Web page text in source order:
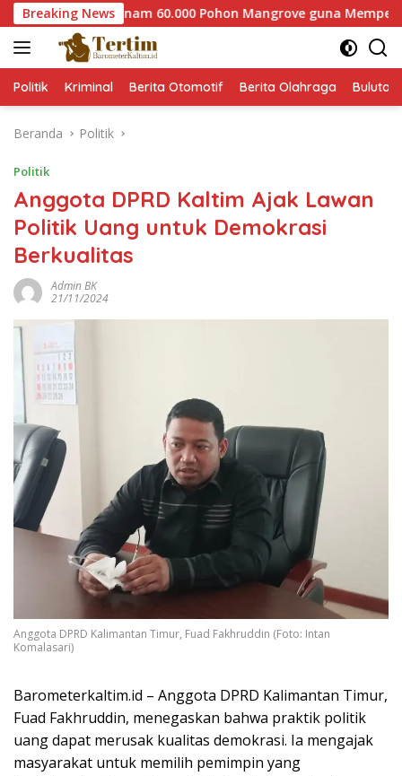
Langsung
ke
konten
Breaking News
Paser Tanam 60.000 Pohon Mangrove guna Memperkuat
Politik Kriminal Berita Otomotif Berita Olahraga
Beranda Politik
Politik
Anggota DPRD Kaltim Ajak Lawan
Politik Uang untuk Demokrasi
Berkualitas
Admin BK
21/11/2024
Anggota DPRD Kalimantan Timur, Fuad Fakhruddin (Foto: Intan
Komalasari)
Barometerkaltim.id – Anggota DPRD Kalimantan Timur,
Fuad Fakhruddin, menegaskan bahwa praktik politik
uang dapat merusak kualitas demokrasi. Ia mengajak
masyarakat untuk memilih pemimpin yang